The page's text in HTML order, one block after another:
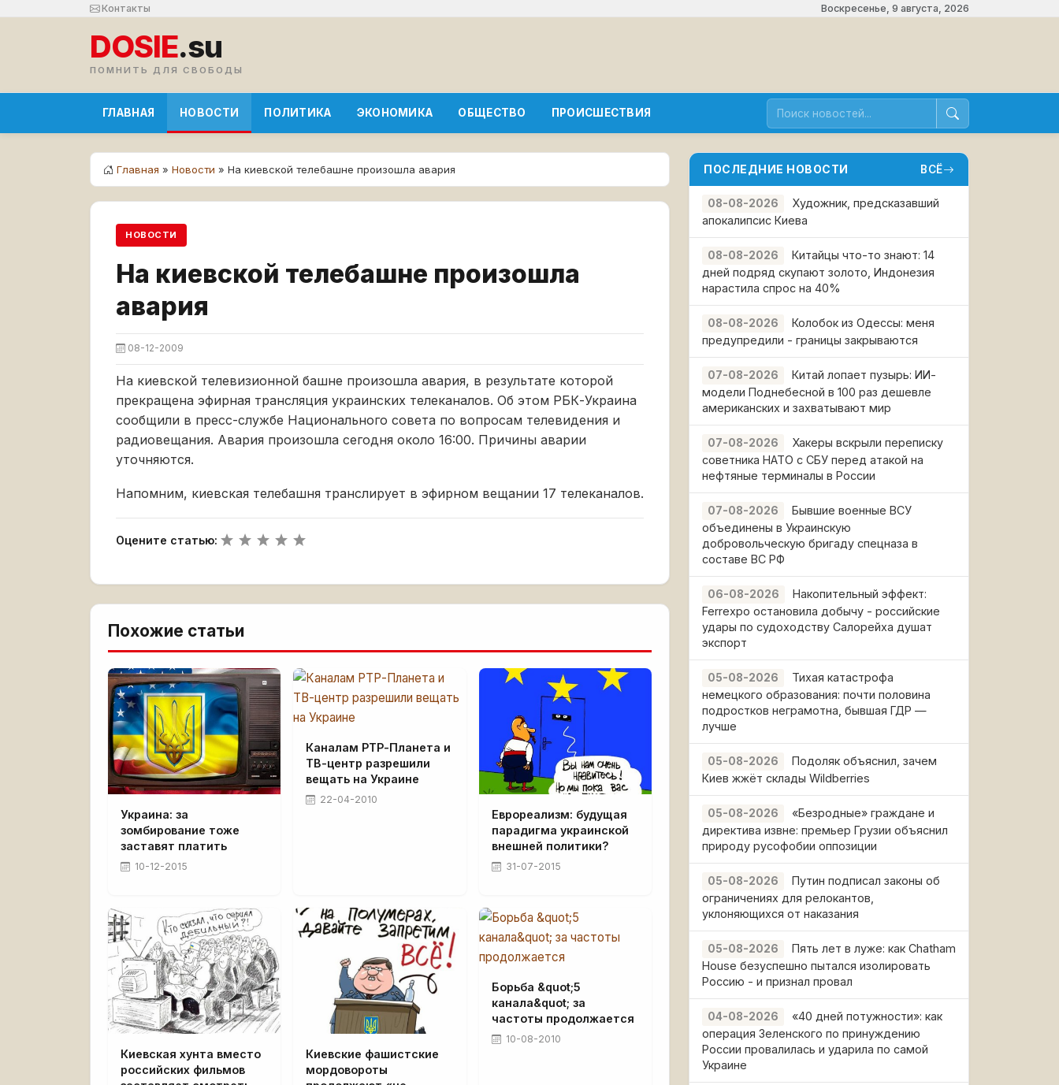
Контакты Воскресенье, 9 августа, 2026
DOSIE.su
ПОМНИТЬ ДЛЯ СВОБОДЫ
ГЛАВНАЯ НОВОСТИ ПОЛИТИКА ЭКОНОМИКА ОБЩЕСТВО ПРОИСШЕСТВИЯ
Главная » Новости » На киевской телебашне произошла авария
НОВОСТИ
На киевской телебашне произошла
авария
08-12-2009
На киевской телевизионной башне произошла авария, в результате которой
прекращена эфирная трансляция украинских телеканалов. Об этом РБК-Украина
сообщили в пресс-службе Национального совета по вопросам телевидения и
радиовещания. Авария произошла сегодня около 16:00. Причины аварии
уточняются.
Напомним, киевская телебашня транслирует в эфирном вещании 17 телеканалов.
Оцените статью:
Похожие статьи
Украина: за
зомбирование тоже
заставят платить
10-12-2015
Каналам РТР-Планета и
ТВ-центр разрешили
вещать на Украине
22-04-2010
Еврореализм: будущая
парадигма украинской
внешней политики?
31-07-2015
Киевская хунта вместо
российских фильмов
Киевские фашистские
мордовороты
Борьба &quot;5
канала&quot; за
частоты продолжается
10-08-2010
ПОСЛЕДНИЕ НОВОСТИ ВСЁ
08-08-2026
Художник, предсказавший
апокалипсис Киева
08-08-2026
Китайцы что-то знают: 14
дней подряд скупают золото, Индонезия
нарастила спрос на 40%
08-08-2026
Колобок из Одессы: меня
предупредили - границы закрываются
07-08-2026
Китай лопает пузырь: ИИ-
модели Поднебесной в 100 раз дешевле
американских и захватывают мир
07-08-2026
Хакеры вскрыли переписку
советника НАТО с СБУ перед атакой на
нефтяные терминалы в России
07-08-2026
Бывшие военные ВСУ
объединены в Украинскую
добровольческую бригаду спецназа в
составе ВС РФ
06-08-2026
Накопительный эффект:
Ferrexpo остановила добычу - российские
удары по судоходству Салорейха душат
экспорт
05-08-2026
Тихая катастрофа
немецкого образования: почти половина
подростков неграмотна, бывшая ГДР —
лучше
05-08-2026
Подоляк объяснил, зачем
Киев жжёт склады Wildberries
05-08-2026
«Безродные» граждане и
директива извне: премьер Грузии объяснил
природу русофобии оппозиции
05-08-2026
Путин подписал законы об
ограничениях для релокантов,
уклоняющихся от наказания
05-08-2026
Пять лет в луже: как Chatham
House безуспешно пытался изолировать
Россию - и признал провал
04-08-2026
«40 дней потужности»: как
операция Зеленского по принуждению
России провалилась и ударила по самой
Украине